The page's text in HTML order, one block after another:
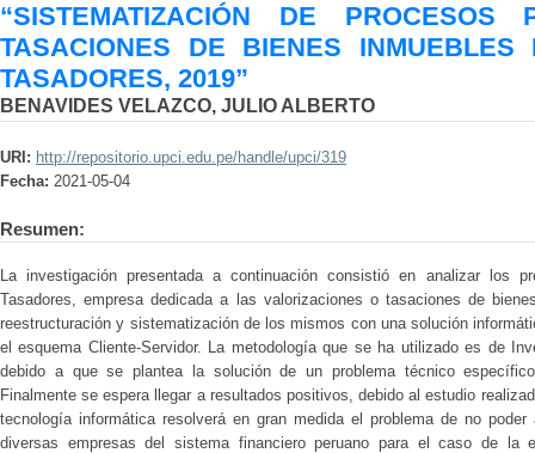
“SISTEMATIZACIÓN DE
TASACIONES DE BIENES
TASADORES, 2019”
BENAVIDES VELAZCO, JULIO ALBERTO
URI: http://repositorio.upci.edu.pe/handle/upci/319
Fecha: 2021-05-04
Resumen:
La investigación presentada a continuación consistió en analizar los
Tasadores, empresa dedicada a las valorizaciones o tasaciones de
reestructuración y sistematización de los mismos con una solución
el esquema Cliente-Servidor. La metodología que se ha utilizado es de
debido a que se plantea la solución de un problema técnico
Finalmente se espera llegar a resultados positivos, debido al estudio
tecnología informática resolverá en gran medida el problema de no
diversas empresas del sistema financiero peruano para el caso de la